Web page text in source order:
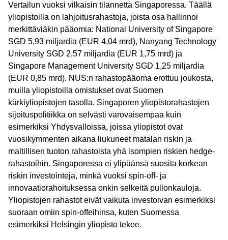
Vertailun vuoksi vilkaisin tilannetta Singaporessa. Täällä
yliopistoilla on lahjoitusrahastoja, joista osa hallinnoi
merkittäviäkin pääomia: National University of Singapore
SGD 5,93 miljardia (EUR 4,04 mrd), Nanyang Technology
University SGD 2,57 miljardia (EUR 1,75 mrd) ja
Singapore Management University SGD 1,25 miljardia
(EUR 0,85 mrd). NUS:n rahastopääoma erottuu joukosta,
muilla yliopistoilla omistukset ovat Suomen
kärkiyliopistojen tasolla. Singaporen yliopistorahastojen
sijoituspolitiikka on selvästi varovaisempaa kuin
esimerkiksi Yhdysvalloissa, joissa yliopistot ovat
vuosikymmenten aikana liukuneet matalan riskin ja
maltillisen tuoton rahastoista yhä isompien riskien hedge-
rahastoihin. Singaporessa ei ylipäänsä suosita korkean
riskin investointeja, minkä vuoksi spin-off- ja
innovaatiorahoituksessa onkin selkeitä pullonkauloja.
Yliopistojen rahastot eivät vaikuta investoivan esimerkiksi
suoraan omiin spin-offeihinsa, kuten Suomessa
esimerkiksi Helsingin yliopisto tekee.